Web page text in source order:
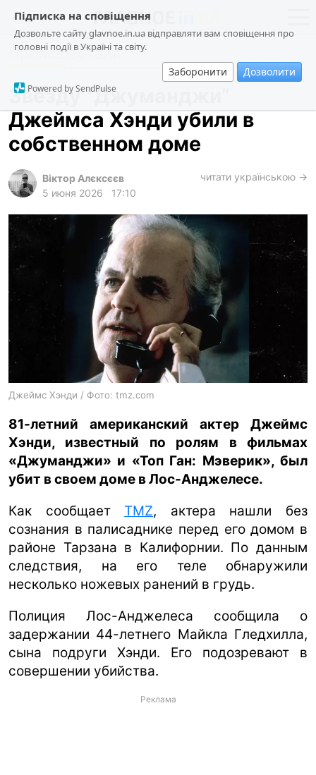
Підписка на сповіщення
Дозвольте сайту glavnoe.in.ua відправляти вам сповіщення про
головні події в Україні та світу.
Заборонити Дозволити
Powered by SendPulse
новости
о проекте
общество
происшествия
криминал
лонгриды
харьков
архив
gambling
ua ru en
Происшествия
Звезду “Джуманджи”
Джеймса Хэнди убили в
собственном доме
Віктор Алєксєєв
5 июня 2026
17:10
читати українською →
Джеймс Хэнди / Фото: tmz.com
81-летний американский актер Джеймс
Хэнди, известный по ролям в фильмах
«Джуманджи» и «Топ Ган: Мэверик», был
убит в своем доме в Лос-Анджелесе.
Как сообщает TMZ, актера нашли без
сознания в палисаднике перед его домом в
районе Тарзана в Калифорнии. По данным
следствия, на его теле обнаружили
несколько ножевых ранений в грудь.
Полиция Лос-Анджелеса сообщила о
задержании 44-летнего Майкла Гледхилла,
сына подруги Хэнди. Его подозревают в
совершении убийства.
Реклама